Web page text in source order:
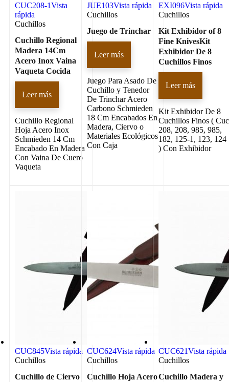
CUC208-1Vista
rápida
Cuchillos
Cuchillo Regional
Madera 14Cm
Acero Inox Vaina
Vaqueta Cocida
Leer más
Cuchillo Regional
Hoja Acero Inox
Schmieden 14 Cm
Encabado En Madera
Con Vaina De Cuero
Vaqueta
JUE103Vista rápida
Cuchillos
Juego de Trinchar
Leer más
Juego Para Asado De
Cuchillo y Tenedor
De Trinchar Acero
Carbono Schmieden
18 Cm Encabados En
Madera, Ciervo o
Materiales Ecológicos
Con Caja
EXI096Vista rápida
Cuchillos
Kit Exhibidor of 8
Fine KnivesKit
Exhibidor De 8
Cuchillos Finos
Leer más
Kit Exhibidor De 8
Cuchillos Finos ( Cuc
208, 208, 985, 985,
182, 125-1, 123, 124
) Con Exhibidor
CUC845Vista rápida
Cuchillos
Cuchillo de Ciervo
CUC624Vista rápida
Cuchillos
Cuchillo Hoja Acero
CUC621Vista rápida
Cuchillos
Cuchillo Madera y